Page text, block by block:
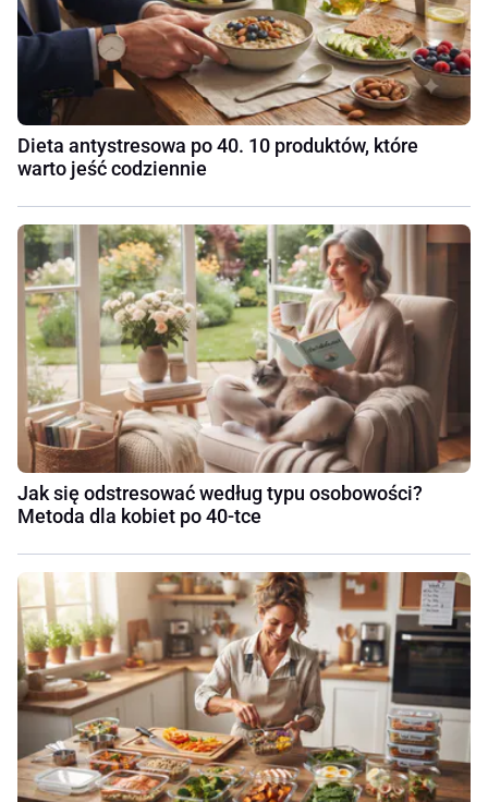
Dieta antystresowa po 40. 10 produktów, które
warto jeść codziennie
Jak się odstresować według typu osobowości?
Metoda dla kobiet po 40-tce